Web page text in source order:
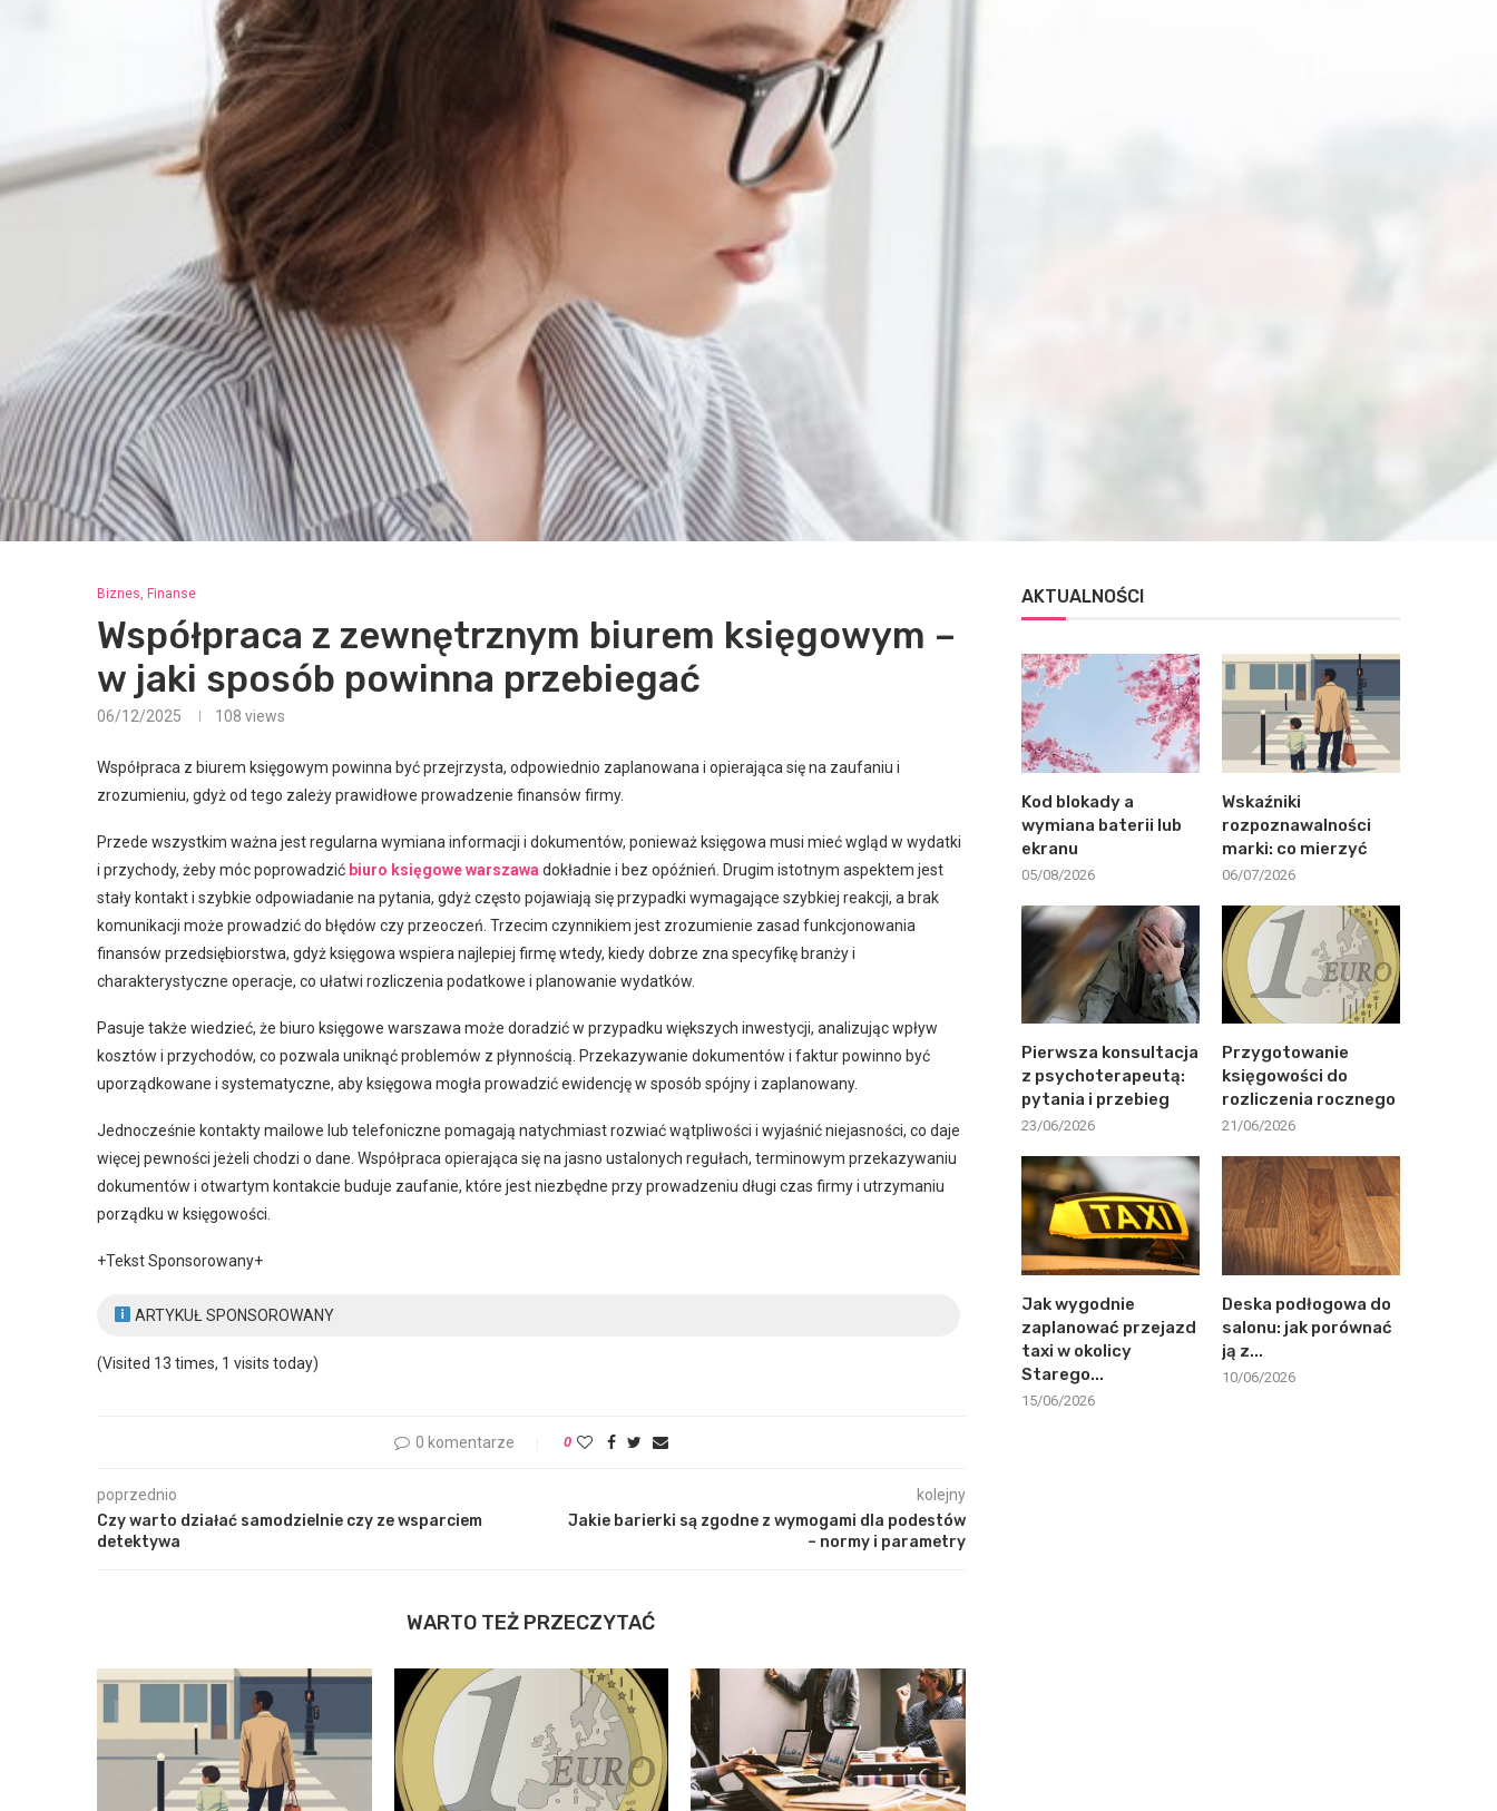
Biznes, Finanse
Współpraca z zewnętrznym biurem księgowym –
w jaki sposób powinna przebiegać
06/12/2025 108 views
Współpraca z biurem księgowym powinna być przejrzysta, odpowiednio zaplanowana i opierająca się na zaufaniu i
zrozumieniu, gdyż od tego zależy prawidłowe prowadzenie finansów firmy.
Przede wszystkim ważna jest regularna wymiana informacji i dokumentów, ponieważ księgowa musi mieć wgląd w wydatki
i przychody, żeby móc poprowadzić biuro księgowe warszawa dokładnie i bez opóźnień. Drugim istotnym aspektem jest
stały kontakt i szybkie odpowiadanie na pytania, gdyż często pojawiają się przypadki wymagające szybkiej reakcji, a brak
komunikacji może prowadzić do błędów czy przeoczeń. Trzecim czynnikiem jest zrozumienie zasad funkcjonowania
finansów przedsiębiorstwa, gdyż księgowa wspiera najlepiej firmę wtedy, kiedy dobrze zna specyfikę branży i
charakterystyczne operacje, co ułatwi rozliczenia podatkowe i planowanie wydatków.
Pasuje także wiedzieć, że biuro księgowe warszawa może doradzić w przypadku większych inwestycji, analizując wpływ
kosztów i przychodów, co pozwala uniknąć problemów z płynnością. Przekazywanie dokumentów i faktur powinno być
uporządkowane i systematyczne, aby księgowa mogła prowadzić ewidencję w sposób spójny i zaplanowany.
Jednocześnie kontakty mailowe lub telefoniczne pomagają natychmiast rozwiać wątpliwości i wyjaśnić niejasności, co daje
więcej pewności jeżeli chodzi o dane. Współpraca opierająca się na jasno ustalonych regułach, terminowym przekazywaniu
dokumentów i otwartym kontakcie buduje zaufanie, które jest niezbędne przy prowadzeniu długi czas firmy i utrzymaniu
porządku w księgowości.
+Tekst Sponsorowany+
ARTYKUŁ SPONSOROWANY
(Visited 13 times, 1 visits today)
0 komentarze 0
poprzednio
Czy warto działać samodzielnie czy ze wsparciem
detektywa
kolejny
Jakie barierki są zgodne z wymogami dla podestów
– normy i parametry
WARTO TEŻ PRZECZYTAĆ
AKTUALNOŚCI
Kod blokady a
wymiana baterii lub
ekranu
05/08/2026
Wskaźniki
rozpoznawalności
marki: co mierzyć
06/07/2026
Pierwsza konsultacja
z psychoterapeutą:
pytania i przebieg
23/06/2026
Przygotowanie
księgowości do
rozliczenia rocznego
21/06/2026
Jak wygodnie
zaplanować przejazd
taxi w okolicy
Starego...
15/06/2026
Deska podłogowa do
salonu: jak porównać
ją z...
10/06/2026